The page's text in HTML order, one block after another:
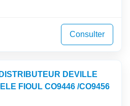
Consulter
DEVILLE
FIOUL CO9446 /CO9456